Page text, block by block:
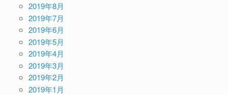
2019年8月
2019年7月
2019年6月
2019年5月
2019年4月
2019年3月
2019年2月
2019年1月